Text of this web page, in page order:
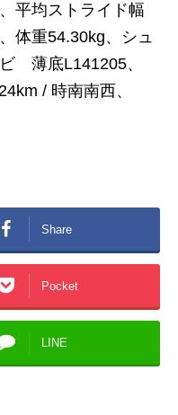
平均ストライド幅
体重54.30kg、シュ
薄底L141205、
/ 時南南西、
Share
Pocket
LINE